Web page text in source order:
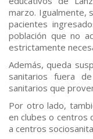
marzo. Igualmente,
pacientes
población que no
estrictamente
Además, queda
sanitarios fuera
sanitarios que
Por otro lado,
en clubes o centros
a centros